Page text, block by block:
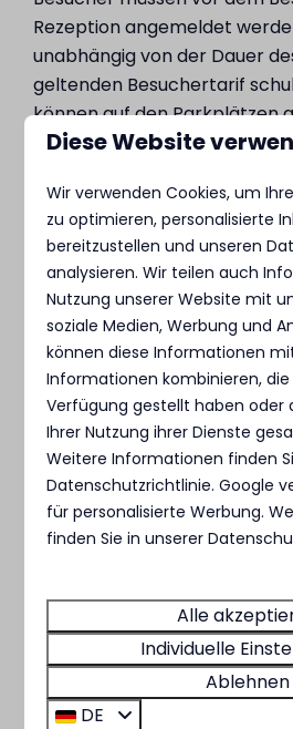
Rezeption angemeldet
unabhängig von der Dauer
geltenden Besuchertarif
können auf den Parkplätzen
Campingplatzes parken. Sie
Haushaltsabfälle können in
zentralen Abfalllager (an der
Schuppens) entsorgt
auch Container für
und Glas. Karton bitte flach
in den Container legen. Es
Abwasser (über den
Rasen oder in den Wald
Wohnmobile können ihr
Abwasserentsorgungspunkt
Chemietoiletten ist nur an
vorgesehenen
des Toilettenhauses erlaubt.
Haustiere
Diese Website
Wir verwenden Cookies, um
zu optimieren, personalisierte
bereitzustellen und unseren
analysieren. Wir teilen auch
Nutzung unserer Website mit
soziale Medien, Werbung und
können diese Informationen
Informationen kombinieren, die
Verfügung gestellt haben oder
Ihrer Nutzung ihrer Dienste
Weitere Informationen finden
Datenschutzrichtlinie.Google
für personalisierte Werbung.
finden Sie in unserer
Alle
Individuelle
Ablehnen
DE